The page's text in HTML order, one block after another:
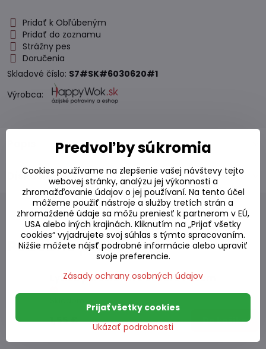
Pridať k Obľúbeným
Pridať do zoznamu
Strážny pes
Doručenia
Skladové číslo: S7#SK#6030620#1
Výrobca:
Diskusia 0
Podobné produkty
Lyžica porcelánová Sakura 14,5cm
1,55 € Do košíka
Predvoľby súkromia
Cookies používame na zlepšenie vašej návštevy tejto
webovej stránky, analýzu jej výkonnosti a
zhromažďovanie údajov o jej používaní. Na tento účel
môžeme použiť nástroje a služby tretích strán a
zhromaždené údaje sa môžu preniesť k partnerom v EÚ,
USA alebo iných krajinách. Kliknutím na „Prijať všetky
cookies“ vyjadrujete svoj súhlas s týmto spracovaním.
Nižšie môžete nájsť podrobné informácie alebo upraviť
svoje preferencie.
Zásady ochrany osobných údajov
Ukázať podrobnosti
Prijať všetky cookies